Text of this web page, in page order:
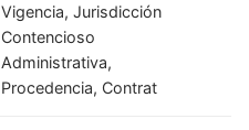
Vigencia, Jurisdicción
Contencioso
Administrativa,
Procedencia, Contrat